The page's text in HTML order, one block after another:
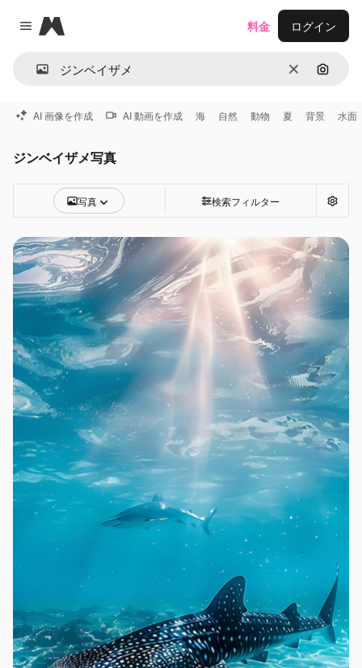
Close menu
Magnific
消去 画像で
料金 ログイン
AI 画像を作成 AI 動画を作成 海 自然 動物 夏 背景 水面
ジンベイザメ写真
写真 検索フィルター